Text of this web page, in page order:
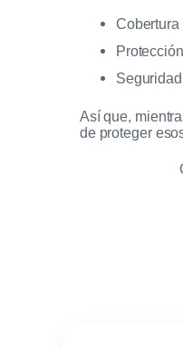
Cobertura
Así que,
de proteger